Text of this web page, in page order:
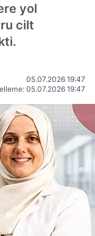
yol
cilt
05.07.2026 19:47
05.07.2026 19:47